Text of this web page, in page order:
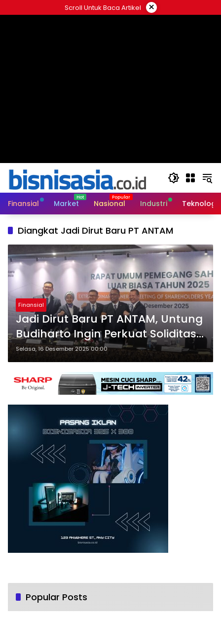
ke
Scroll Untuk Baca Artikel ×
Finansial Market Nasional Industri Teknologi
Diangkat Jadi Dirut Baru PT ANTAM
Finansial
Jadi Dirut Baru PT ANTAM, Untung
Budiharto Ingin Perkuat Soliditas
Perseroan
Selasa, 16 Desember 2025 00:00
Popular Posts